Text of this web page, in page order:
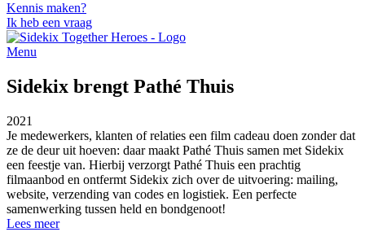
Kennis maken?
Ik heb een vraag
Menu
Sidekix brengt Pathé Thuis
2021
Je medewerkers, klanten of relaties een film cadeau doen zonder dat
ze de deur uit hoeven: daar maakt Pathé Thuis samen met Sidekix
een feestje van. Hierbij verzorgt Pathé Thuis een prachtig
filmaanbod en ontfermt Sidekix zich over de uitvoering: mailing,
website, verzending van codes en logistiek. Een perfecte
samenwerking tussen held en bondgenoot!
Lees meer